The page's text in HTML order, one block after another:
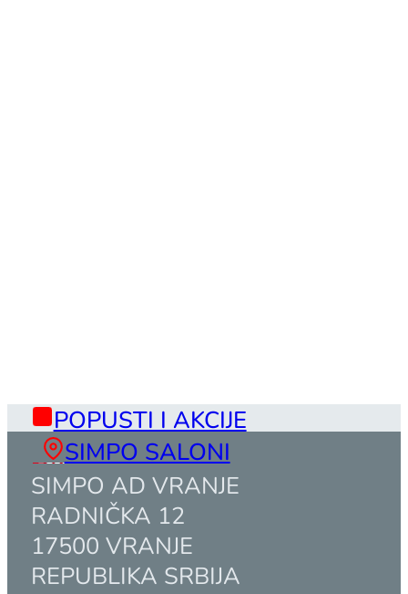
POPUSTI I AKCIJE
SIMPO SALONI
SIMPO AD VRANJE
RADNIČKA 12
17500 VRANJE
REPUBLIKA SRBIJA